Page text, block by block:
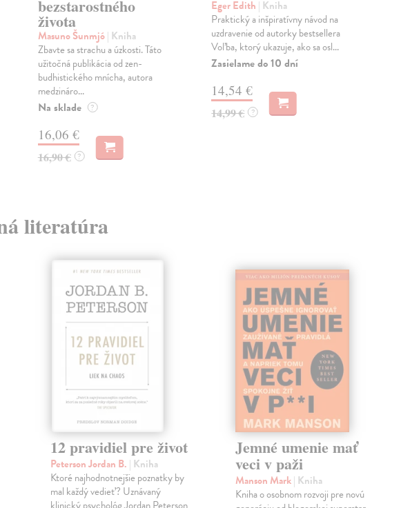
bezstarostného
života
Masuno Šunmjó| Kniha
Zbavte sa strachu a úzkosti. Táto
užitočná publikácia od zen-
budhistického mnícha, autora
medzináro...
Na sklade ?
16,06 €
16,90 € ?
Eger Edith | Kniha
Praktický a inšpiratívny návod na
uzdravenie od autorky bestsellera
Voľba, ktorý ukazuje, ako sa osl...
Zasielame do 10 dní
14,54 €
14,99 € ?
literatúra
12 pravidiel pre život
Peterson Jordan B. | Kniha
Ktoré najhodnotnejšie poznatky by
mal každý vedieť? Uznávaný
Jemné umenie mať
veci v paži
Manson Mark| Kniha
Kniha o osobnom rozvoji pre novú